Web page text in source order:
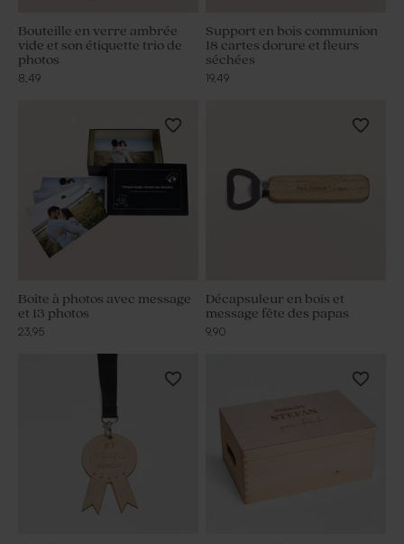
Bouteille en verre ambrée
vide et son étiquette trio de
photos
8,49
Support en bois communion
18 cartes dorure et fleurs
séchées
19,49
Boîte à photos avec message
et 13 photos
23,95
Décapsuleur en bois et
message fête des papas
9,90